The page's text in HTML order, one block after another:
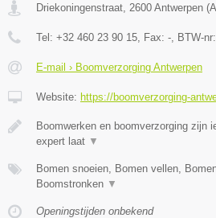
Driekoningenstraat 2600 Antwerpen (
Tel: +32 460 23 90 15 , Fax: - , BTW-nr:
E-mail › Boomverzorging Antwerpen
Website: https://boomverzorging-
Boomwerken en boomverzorging zijn
expert laat ▼
Bomen snoeien, Bomen vellen,
Boomstronken ▼
Openingstijden onbekend